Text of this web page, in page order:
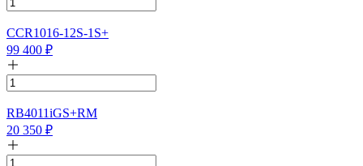
CCR1016-12S-1S+
99 400 ₽
RB4011iGS+RM
20 350 ₽